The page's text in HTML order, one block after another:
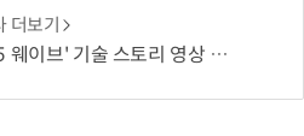
더보기
술 스토리 영상 조회수 1000만뷰 돌파